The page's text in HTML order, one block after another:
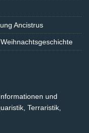
Ancistrus
und
Terraristik,